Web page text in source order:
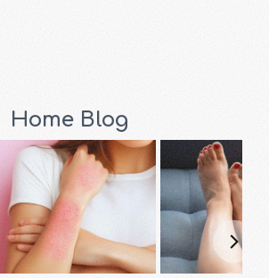
Home Blog